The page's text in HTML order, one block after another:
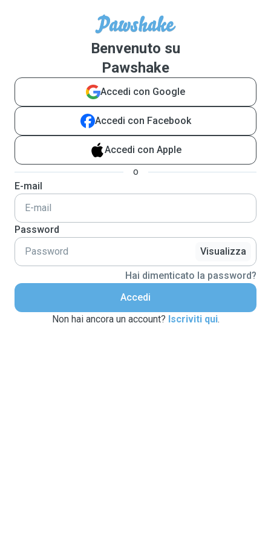
Benvenuto su
Pawshake
Accedi con Google
Accedi con Facebook
Accedi con Apple
o
E-mail
Password
Visualizza
Hai dimenticato la password?
Accedi
Non hai ancora un account? Iscriviti qui.